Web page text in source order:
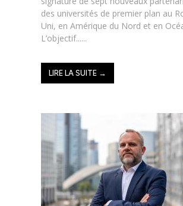
des universités de premier plan au
Uni, en Amérique du Nord et en
L’objectif......
LIRE LA SUITE →